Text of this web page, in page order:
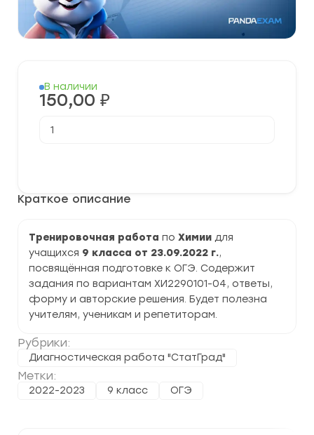
Краткое описание
Тренировочная работа по Химии для
учащихся 9 класса от 23.09.2022 г.,
посвящённая подготовке к ОГЭ. Содержит
задания по вариантам ХИ2290101-04, ответы,
форму и авторские решения. Будет полезна
учителям, ученикам и репетиторам.
Рубрики:
Диагностическая работа "СтатГрад"
Метки:
2022-2023 9 класс ОГЭ
В наличии
150,00 ₽
товара
Химии
(ХИ2290101-
04)
задания
и
ответы